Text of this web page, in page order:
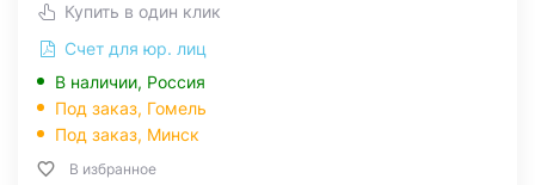
Купить в один клик
Счет для юр. лиц
В наличии, Россия
Под заказ, Гомель
Под заказ, Минск
В избранное